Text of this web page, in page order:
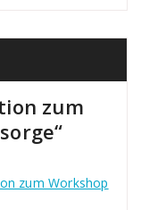
zum
zum Workshop